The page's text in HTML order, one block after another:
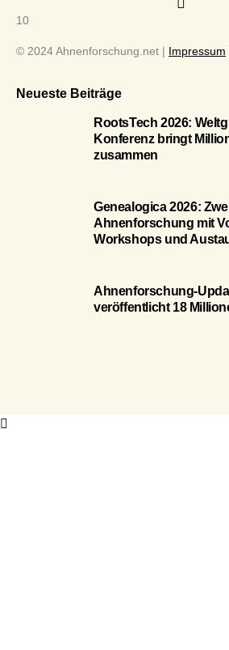
10
© 2024 Ahnenforschung.net | Impressum
Neueste Beiträge
RootsTech 2026:
Konferenz bringt
zusammen
Genealogica 2026:
Ahnenforschung mit
Workshops und
Ahnenforschung-
veröffentlicht 18